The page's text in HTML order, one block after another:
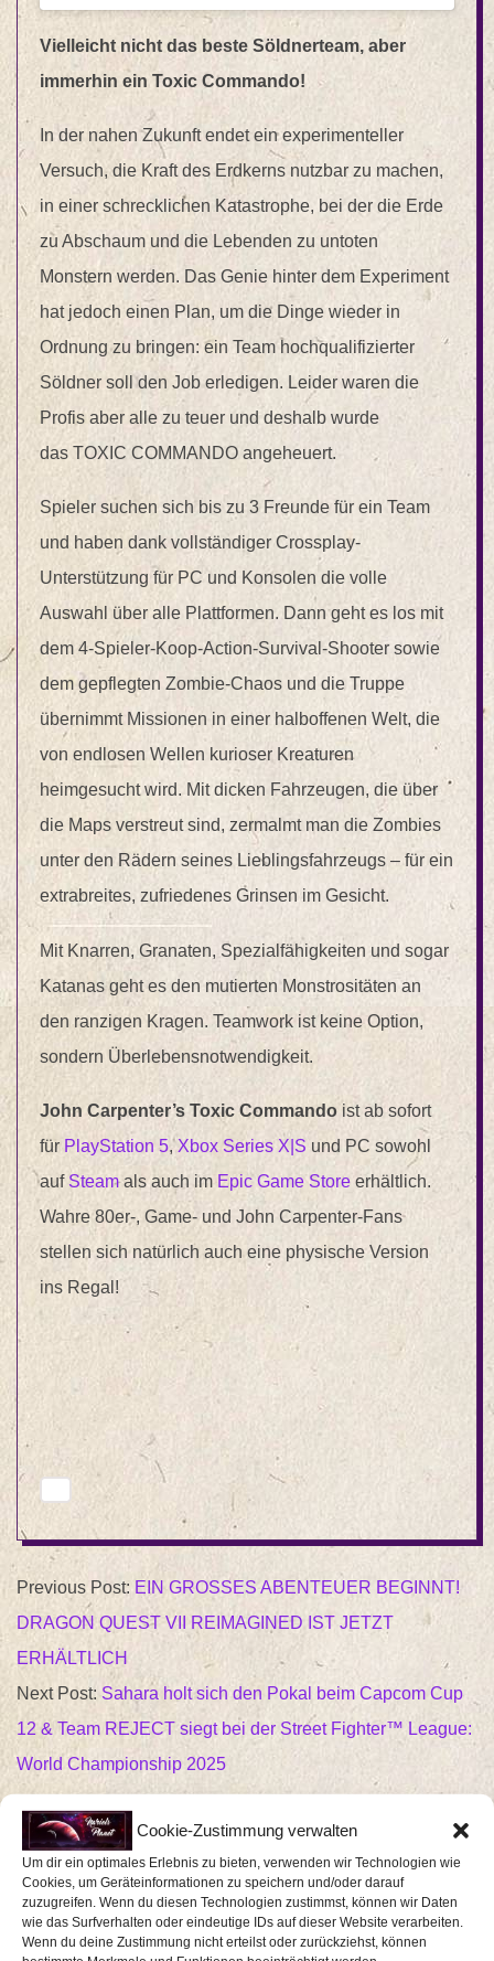
Cookie-Zustimmung verwalten
Um dir ein optimales Erlebnis zu bieten, verwenden wir Technologien wie
Cookies, um Geräteinformationen zu speichern und/oder darauf
zuzugreifen. Wenn du diesen Technologien zustimmst, können wir Daten
wie das Surfverhalten oder eindeutige IDs auf dieser Website verarbeiten.
Wenn du deine Zustimmung nicht erteilst oder zurückziehst, können
Vielleicht nicht das beste Söldnerteam, aber
immerhin ein Toxic Commando!
In der nahen Zukunft endet ein experimenteller
Versuch, die Kraft des Erdkerns nutzbar zu machen,
in einer schrecklichen Katastrophe, bei der die Erde
zu Abschaum und die Lebenden zu untoten
Monstern werden. Das Genie hinter dem Experiment
hat jedoch einen Plan, um die Dinge wieder in
Ordnung zu bringen: ein Team hochqualifizierter
Söldner soll den Job erledigen. Leider waren die
Profis aber alle zu teuer und deshalb wurde
das TOXIC COMMANDO angeheuert.
Spieler suchen sich bis zu 3 Freunde für ein Team
und haben dank vollständiger Crossplay-
Unterstützung für PC und Konsolen die volle
Auswahl über alle Plattformen. Dann geht es los mit
dem 4-Spieler-Koop-Action-Survival-Shooter sowie
dem gepflegten Zombie-Chaos und die Truppe
übernimmt Missionen in einer halboffenen Welt, die
von endlosen Wellen kurioser Kreaturen
heimgesucht wird. Mit dicken Fahrzeugen, die über
die Maps verstreut sind, zermalmt man die Zombies
unter den Rädern seines Lieblingsfahrzeugs – für ein
extrabreites, zufriedenes Grinsen im Gesicht.
Mit Knarren, Granaten, Spezialfähigkeiten und sogar
Katanas geht es den mutierten Monstrositäten an
den ranzigen Kragen. Teamwork ist keine Option,
sondern Überlebensnotwendigkeit.
John Carpenter’s Toxic Commando ist ab sofort
für PlayStation 5,Xbox Series X|S und PC sowohl
auf Steamals auch im Epic Game Store erhältlich.
Wahre 80er-, Game- und John Carpenter-Fans
stellen sich natürlich auch eine physische Version
ins Regal!
2026-
03-
13
Previous Post: EIN GROSSES ABENTEUER BEGINNT!
DRAGON QUEST VII REIMAGINED IST JETZT
ERHÄLTLICH
Next Post:Sahara holt sich den Pokal beim Capcom Cup
12 & Team REJECT siegt bei der Street Fighter™ League:
World Championship 2025
SCHREIBE EINEN KOMMENTAR
Deine E-Mail-Adresse wird nicht veröffentlicht.